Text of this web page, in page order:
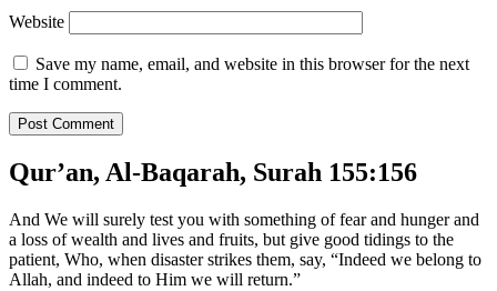
Website
Save my name, email, and website in this browser for the next
time I comment.
Qur’an, Al-Baqarah, Surah 155:156
And We will surely test you with something of fear and hunger and
a loss of wealth and lives and fruits, but give good tidings to the
patient, Who, when disaster strikes them, say, “Indeed we belong to
Allah, and indeed to Him we will return.”